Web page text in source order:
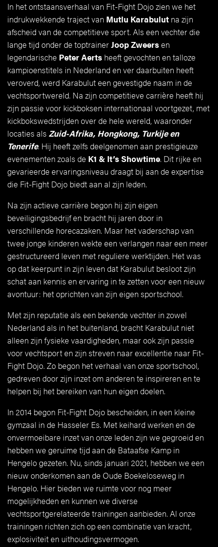
In het ontstaansverhaal van Fit-Fight Dojo zien we het
indrukwekkende traject van Mutlu Karabulut na zijn
afscheid van de competitieve sport. Als een vechter die
lange tijd onder de toptrainerJoop Zweersen
legendarische Peter Aerts heeft gevochten en talloze
kampioenstitels in Nederland en ver daarbuiten heeft
veroverd, werd Karabulut een gevestigde naam in de
vechtsportwereld. Na zijn competitieve carrière heeft hij
zijn passie voor kickboksen internationaal voortgezet, met
kickbokswedstrijden over de hele wereld, waaronder
locaties als Zuid-Afrika, Hongkong, Turkije en
Tenerife. Hij heeft zelfs deelgenomen aan prestigieuze
evenementen zoals de K1 & It’s Showtime. Dit rijke en
gevarieerde ervaringsniveau draagt bij aan de expertise
die Fit-Fight Dojo biedt aan al zijn leden.
Na zijn actieve carrière begon hij zijn eigen
beveiligingsbedrijf en bracht hij jaren door in
verschillende horecazaken. Maar het vaderschap van
twee jonge kinderen wekte een verlangen naar een meer
gestructureerd leven met reguliere werktijden. Het was
op dat keerpunt in zijn leven dat Karabulut besloot zijn
schat aan kennis en ervaring in te zetten voor een nieuw
avontuur: het oprichten van zijn eigen sportschool.
Met zijn reputatie als een bekende vechter in zowel
Nederland als in het buitenland, bracht Karabulut niet
alleen zijn fysieke vaardigheden, maar ook zijn passie
voor vechtsport en zijn streven naar excellentie naar Fit-
Fight Dojo. Zo begon het verhaal van onze sportschool,
gedreven door zijn inzet om anderen te inspireren en te
helpen bij het bereiken van hun eigen doelen.
In 2014 begon Fit-Fight Dojo bescheiden, in een kleine
gymzaal in de Hasseler Es. Met keihard werken en de
onvermoeibare inzet van onze leden zijn we gegroeid en
hebben we geruime tijd aan de Bataafse Kamp in
Hengelo gezeten. Nu, sinds januari 2021, hebben we een
nieuw onderkomen aan de Oude Boekeloseweg in
Hengelo. Hier bieden we ruimte voor nog meer
mogelijkheden en kunnen we diverse
vechtsportgerelateerde trainingen aanbieden. Al onze
trainingen richten zich op een combinatie van kracht,
explosiviteit en uithoudingsvermogen.